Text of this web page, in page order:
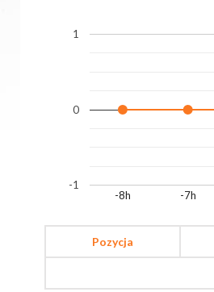
-8h -7h
-1
0
1
Pozycja